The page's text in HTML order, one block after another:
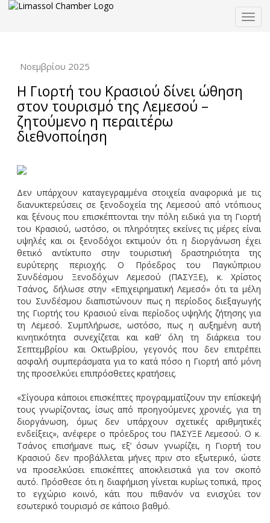
Νοεμβρίου 2025
Η Γιορτή του Κρασιού δίνει ώθηση
στον τουρισμό της Λεμεσού –
ζητούμενο η περαιτέρω
διεθνοποίηση
Δεν υπάρχουν καταγεγραμμένα στοιχεία αναφορικά με τις
διανυκτερεύσεις σε ξενοδοχεία της Λεμεσού από ντόπιους
και ξένους που επισκέπτονται την πόλη ειδικά για τη Γιορτή
του Κρασιού, ωστόσο, οι πληρότητες εκείνες τις μέρες είναι
υψηλές και οι ξενοδόχοι εκτιμούν ότι η διοργάνωση έχει
θετικό αντίκτυπο στην τουριστική δραστηριότητα της
ευρύτερης περιοχής. Ο Πρόεδρος του Παγκύπριου
Συνδέσμου Ξενοδόχων Λεμεσού (ΠΑΣΥΞΕ), κ. Χρίστος
Τσάνος, δήλωσε στην «Επιχειρηματική Λεμεσό» ότι τα μέλη
του Συνδέσμου διαπιστώνουν πως η περίοδος διεξαγωγής
της Γιορτής του Κρασιού είναι περίοδος υψηλής ζήτησης για
τη Λεμεσό. Συμπλήρωσε, ωστόσο, πως η αυξημένη αυτή
κινητικότητα συνεχίζεται και καθ’ όλη τη διάρκεια του
Σεπτεμβρίου και Οκτωβρίου, γεγονός που δεν επιτρέπει
ασφαλή συμπεράσματα για το κατά πόσο η Γιορτή από μόνη
της προσελκύει επιπρόσθετες κρατήσεις.
«Σίγουρα κάποιοι επισκέπτες προγραμματίζουν την επίσκεψή
τους γνωρίζοντας, ίσως από προηγούμενες χρονιές, για τη
διοργάνωση, όμως δεν υπάρχουν σχετικές αριθμητικές
ενδείξεις», ανέφερε ο πρόεδρος του ΠΑΣΥΞΕ Λεμεσού. Ο κ.
Τσάνος επισήμανε πως, εξ’ όσων γνωρίζει, η Γιορτή του
Κρασιού δεν προβάλλεται μήνες πριν στο εξωτερικό, ώστε
να προσελκύσει επισκέπτες αποκλειστικά για τον σκοπό
αυτό. Πρόσθεσε ότι η διαφήμιση γίνεται κυρίως τοπικά, προς
το εγχώριο κοινό, κάτι που πιθανόν να ενισχύει τον
εσωτερικό τουρισμό σε κάποιο βαθμό.